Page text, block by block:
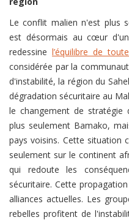
Le conflit malien n'est plus
est désormais au cœur
redessine l’équilibre de
considérée par la
d'instabilité, la région du
dégradation sécuritaire au
le changement de stratégie
plus seulement Bamako,
pays voisins. Cette situation
seulement sur le continent
qui redoute les
sécuritaire. Cette
alliances actuelles. Les
rebelles profitent de